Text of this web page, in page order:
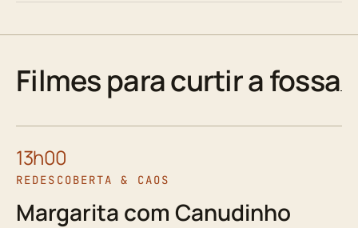
Filmes para curtir a fossa
13h00
REDESCOBERTA & CAOS
Margarita com Canudinho